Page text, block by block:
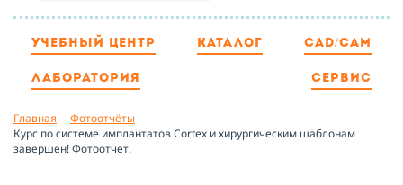
ИМЯ
УЧЕБНЫЙ ЦЕНТР КАТАЛОГ CAD/CAM
ЛАБОРАТОРИЯ СЕРВИС
Главная
Фотоотчёты
Курс по системе имплантатов Cortex и хирургическим шаблонам
завершен! Фотоотчет.